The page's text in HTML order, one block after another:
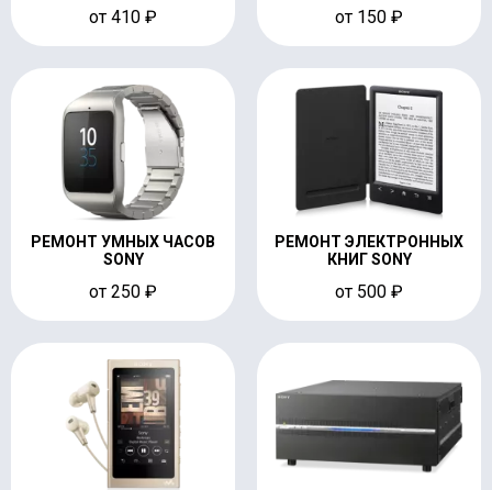
от 410 ₽ от 150 ₽
РЕМОНТ УМНЫХ ЧАСОВ
SONY
от 250 ₽
РЕМОНТ ЭЛЕКТРОННЫХ
КНИГ SONY
от 500 ₽